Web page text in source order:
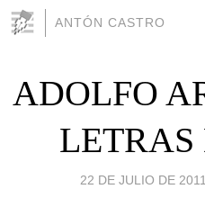
ANTÓN CASTRO
ADOLFO
LETRAS
22 DE JULIO DE